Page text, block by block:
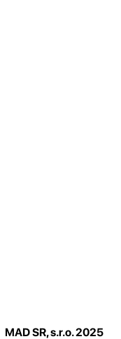
MAD SR, s.r.o. 2025